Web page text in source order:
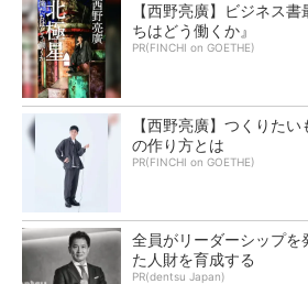
【西野亮廣】ビジネス
ちはどう働くか』
PR(FINCHI on GOETHE)
【西野亮廣】つくりた
の作り方とは
PR(FINCHI on GOETHE)
全員がリーダーシップを
た人財を育成する
PR(dentsu Japan)